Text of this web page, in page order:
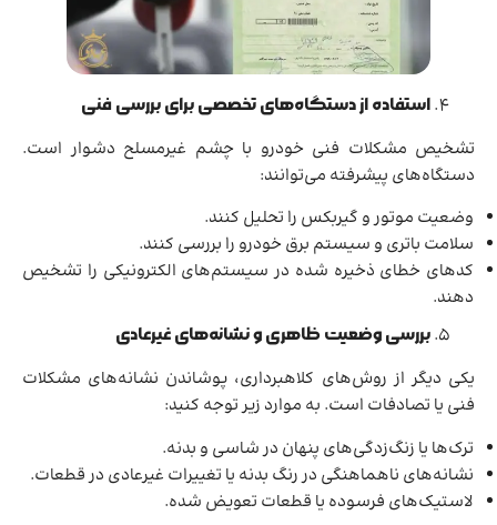
استفاده از دستگاه‌های تخصصی برای بررسی فنی
تشخیص مشکلات فنی خودرو با چشم غیرمسلح دشوار است.
دستگاه‌های پیشرفته می‌توانند:
وضعیت موتور و گیربکس را تحلیل کنند.
سلامت باتری و سیستم برق خودرو را بررسی کنند.
کدهای خطای ذخیره شده در سیستم‌های الکترونیکی را تشخیص
دهند.
بررسی وضعیت ظاهری و نشانه‌های غیرعادی
یکی دیگر از روش‌های کلاهبرداری، پوشاندن نشانه‌های مشکلات
فنی یا تصادفات است. به موارد زیر توجه کنید:
ترک‌ها یا زنگ‌زدگی‌های پنهان در شاسی و بدنه.
نشانه‌های ناهماهنگی در رنگ بدنه یا تغییرات غیرعادی در قطعات.
لاستیک‌های فرسوده یا قطعات تعویض شده.